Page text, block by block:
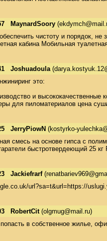
MaynardSoory
чистоту и порядок,
кабина Мобильная
Joshuadoula
это:
и
для пиломатериалов цена
JerryPiowN (kostyrko-
смесь на основе гипса с
быстротвердеющий 25
Jackiefrarf
url?sa=t&url=https://
RobertCit (olgmug@mail.ru)
в собственное жилье,